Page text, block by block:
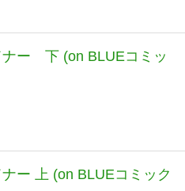
ナー 下 (on BLUEコミッ
ー 上 (on BLUEコミック